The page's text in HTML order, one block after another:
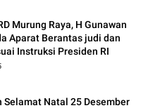
Murung Raya, H Gunawan
dan
Instruksi Presiden RI
Selamat Natal 25 Desember